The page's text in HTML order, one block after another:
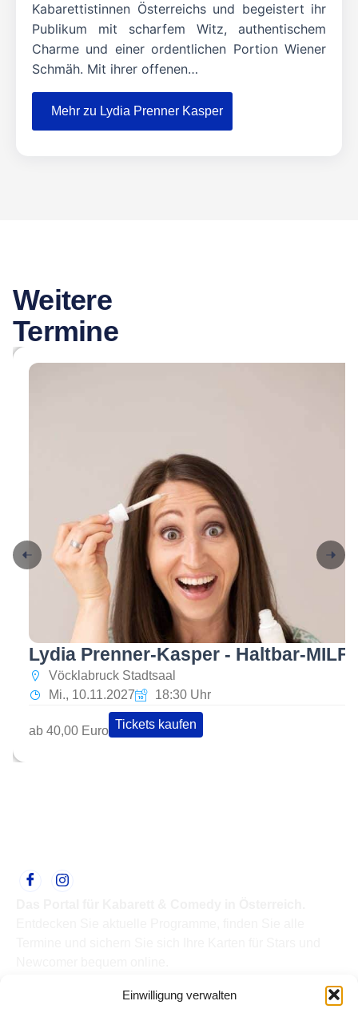
Einwilligung verwalten
Kabarettistinnen Österreichs und begeistert ihr
Publikum mit scharfem Witz, authentischem
Charme und einer ordentlichen Portion Wiener
Schmäh. Mit ihrer offenen…
Mehr zu Lydia Prenner Kasper
Weitere
Termine
Lydia Prenner-Kasper - Haltbar-MILF
Vöcklabruck Stadtsaal
Mi., 10.11.2027
18:30 Uhr
ab 40,00 Euro Tickets kaufen